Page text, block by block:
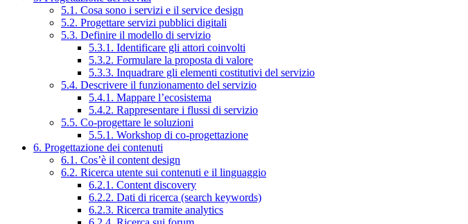
5.1. Cosa sono i servizi e il service design
5.2. Progettare servizi pubblici digitali
5.3. Definire il modello di servizio
5.3.1. Identificare gli attori coinvolti
5.3.2. Formulare la proposta di valore
5.3.3. Inquadrare gli elementi costitutivi del servizio
5.4. Descrivere il funzionamento del servizio
5.4.1. Mappare l’ecosistema
5.4.2. Rappresentare i flussi di servizio
5.5. Co-progettare le soluzioni
5.5.1. Workshop di co-progettazione
6. Progettazione dei contenuti
6.1. Cos’è il content design
6.2. Ricerca utente sui contenuti e il linguaggio
6.2.1. Content discovery
6.2.2. Dati di ricerca (search keywords)
6.2.3. Ricerca tramite analytics